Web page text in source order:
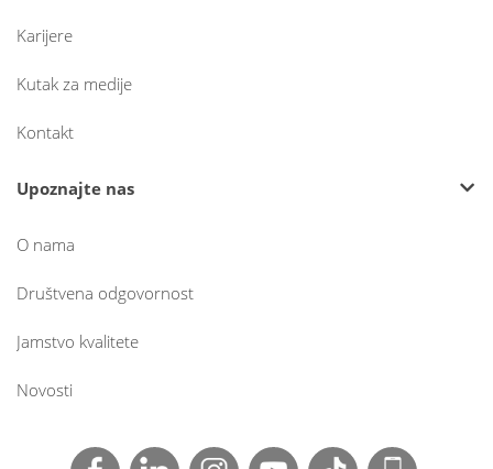
Karijere
Kutak za medije
Kontakt
Upoznajte nas
O nama
Društvena odgovornost
Jamstvo kvalitete
Novosti